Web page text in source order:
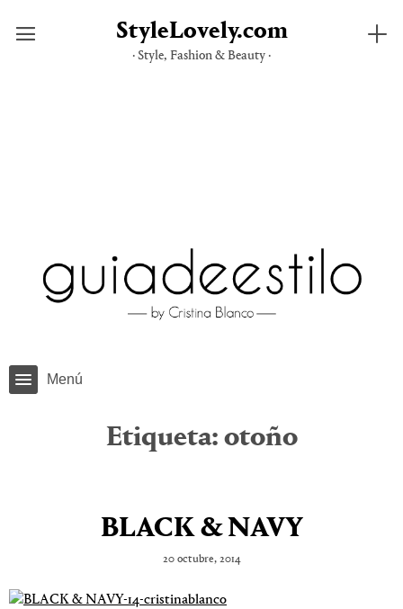
StyleLovely.com
· Style, Fashion & Beauty ·
Menú
Etiqueta: otoño
BLACK & NAVY
20 octubre, 2014